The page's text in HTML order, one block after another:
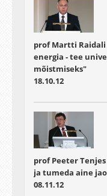
prof Martti
energia - tee
mõistmiseks"
18.10.12
prof Peeter
ja tumeda aine
08.11.12